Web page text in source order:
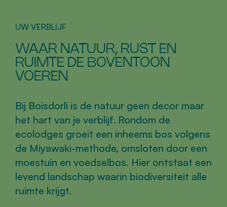
UW VERBLIJF
WAAR NATUUR, RUST EN
RUIMTE DE BOVENTOON
VOEREN
Bij Boisdorli is de natuur geen decor maar
het hart van je verblijf. Rondom de
ecolodges groeit een inheems bos volgens
de Miyawaki-methode, omsloten door een
moestuin en voedselbos. Hier ontstaat een
levend landschap waarin biodiversiteit alle
ruimte krijgt.